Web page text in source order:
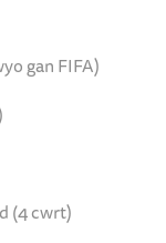
gan FIFA)
(4 cwrt)